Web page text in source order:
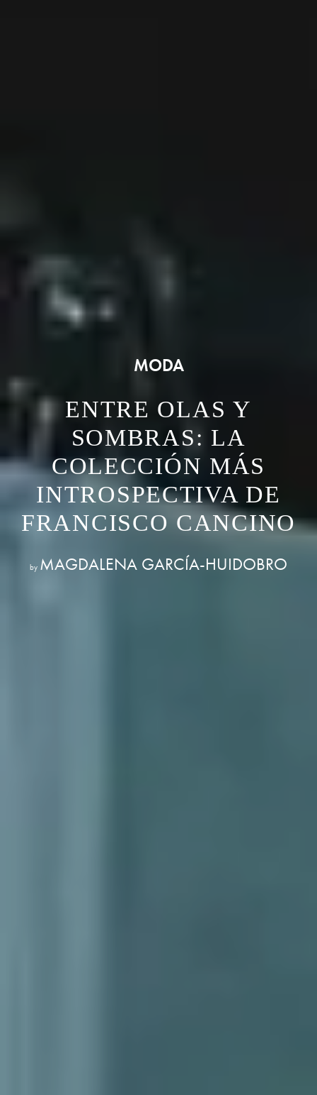
MODA
ENTRE OLAS Y
SOMBRAS: LA
COLECCIÓN MÁS
INTROSPECTIVA DE
FRANCISCO CANCINO
by MAGDALENA GARCÍA-HUIDOBRO